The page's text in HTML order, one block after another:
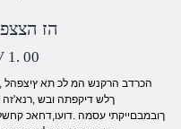
.V 1 - 3 הז הצצפ 00
1. 00
ךלש דיקפתה ובש ,רנא'זה
ךובמבםייקתי עסמה .דועו,דחאכ